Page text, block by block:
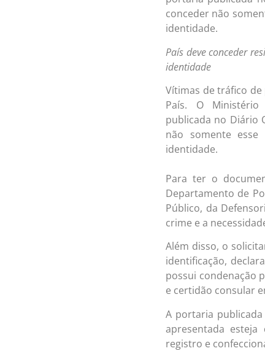
conceder não
identidade.
País deve conceder
identidade
Vítimas de tráfico
País. O
publicada no Diário
não somente
identidade.
Para ter o
Departamento de
Público, da
crime e a
Além disso, o
identificação,
possui condenação
e certidão consular
A portaria
apresentada
registro e